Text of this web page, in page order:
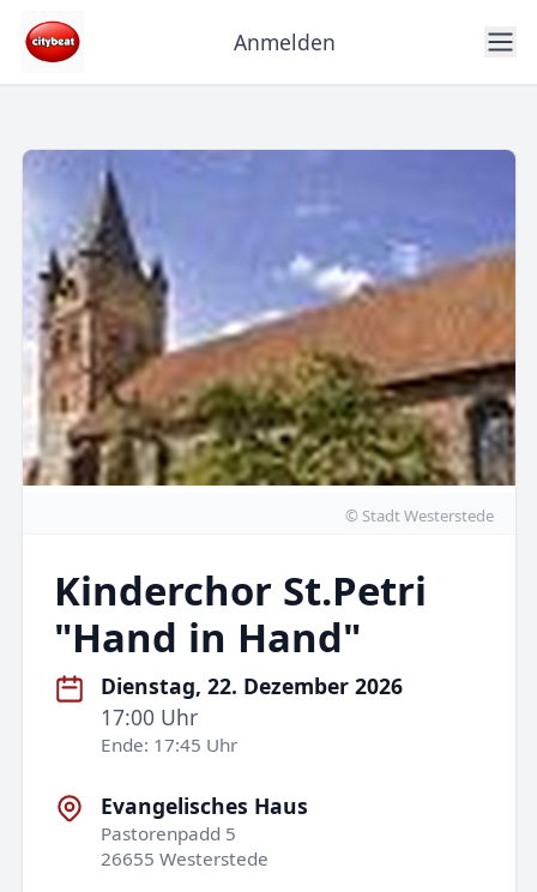
Anmelden
© Stadt Westerstede
Kinderchor St.Petri
"Hand in Hand"
Dienstag, 22. Dezember 2026
17:00 Uhr
Ende: 17:45 Uhr
Evangelisches Haus
Pastorenpadd 5
26655 Westerstede